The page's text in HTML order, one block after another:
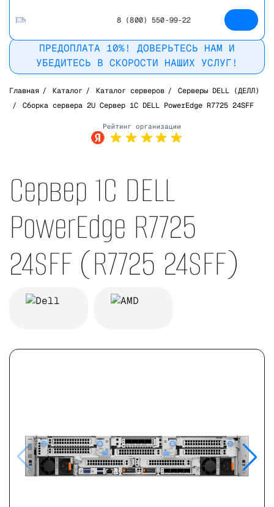
8 (800) 550-99-22
ПРЕДОПЛАТА 10%! ДОВЕРЬТЕСЬ НАМ И
УБЕДИТЕСЬ В СКОРОСТИ НАШИХ УСЛУГ!
Главная / Каталог / Каталог серверов /
Серверы DELL (ДЕЛЛ)
/
Сборка сервера 2U Сервер 1С DELL PowerEdge R7725 24SFF
Сервер 1С DELL
PowerEdge R7725
24SFF (R7725 24SFF)